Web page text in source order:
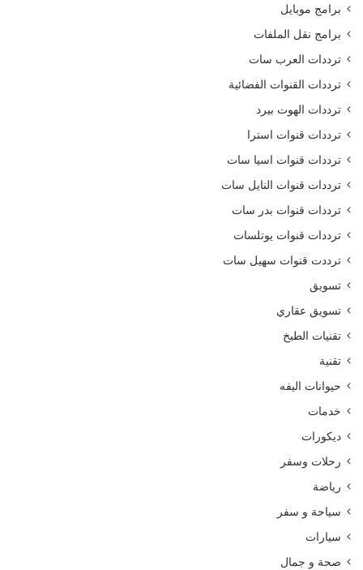
برامج موبايل
برامج نقل الملفات
ترددات العرب سات
ترددات القنوات الفضائية
ترددات الهوت بيرد
ترددات قنوات استرا
ترددات قنوات اسيا سات
ترددات قنوات النايل سات
ترددات قنوات بدر سات
ترددات قنوات يوتلسات
ترددت قنوات سهيل سات
تسويق
تسويق عقاري
تقنيات الطبخ
تقنية
حيوانات اليفه
خدمات
ديكورات
رحلات وسفر
رياضة
سياحة و سفر
سيارات
صحة و جمال